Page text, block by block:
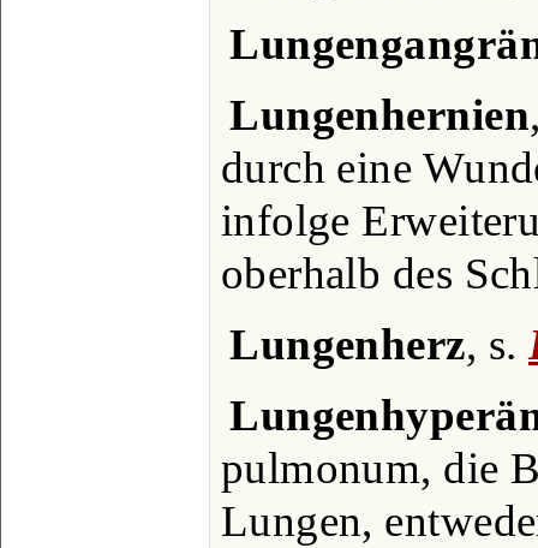
Lungenhernien
durch eine
infolge
oberhalb des
Lungenherz, s.
pulmonum, die
Lungen,